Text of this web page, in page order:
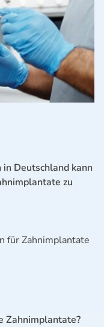
Deutschland kann
zu
für Zahnimplantate
Zahnimplantate?